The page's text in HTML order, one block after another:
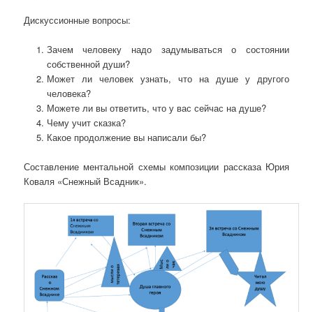
Дискуссионные вопросы:
Зачем человеку надо задумываться о состоянии
собственной души?
Может ли человек узнать, что на душе у другого
человека?
Можете ли вы ответить, что у вас сейчас на душе?
Чему учит сказка?
Какое продолжение вы написали бы?
Составление ментальной схемы композиции рассказа Юрия
Коваля «Снежный Всадник».